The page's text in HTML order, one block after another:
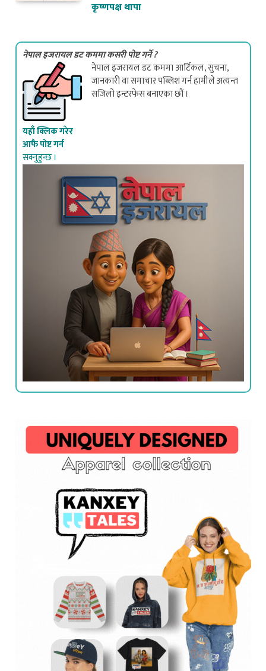
नेपाल इजरायल डट कममा कसरी पोष्ट गर्ने ?
यहाँ क्लिक गरेर
आफै पोष्ट गर्न
सक्नुहुन्छ ।
नेपाल इजरायल डट कममा आर्टिकल, सुचना,
जानकारी वा समाचार पब्लिश गर्न हामीले अत्यन्त
सजिलो इन्टरफेस बनाएका छौं ।